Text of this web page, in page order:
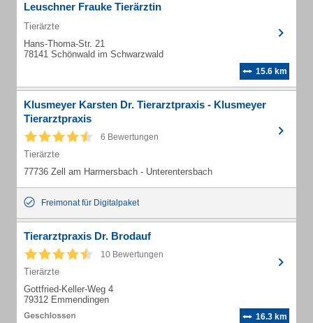
Leuschner Frauke Tierärztin
Tierärzte
Hans-Thoma-Str. 21
78141 Schönwald im Schwarzwald
15.6 km
Klusmeyer Karsten Dr. Tierarztpraxis - Klusmeyer
Tierarztpraxis
6 Bewertungen
Tierärzte
77736 Zell am Harmersbach - Unterentersbach
Freimonat für Digitalpaket
Tierarztpraxis Dr. Brodauf
10 Bewertungen
Tierärzte
Gottfried-Keller-Weg 4
79312 Emmendingen
16.3 km